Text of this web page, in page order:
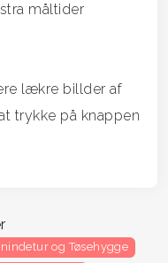
måltider
lækre billder af
trykke på knappen
og Tøsehygge